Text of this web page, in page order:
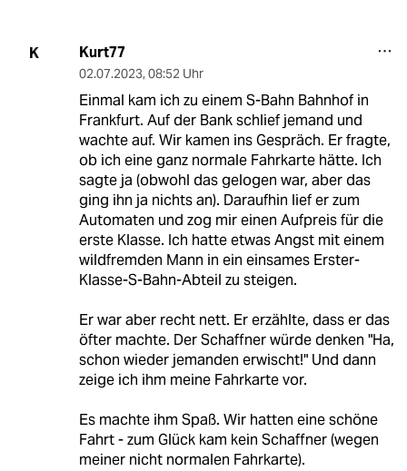
K Kurt77
02.07.2023, 08:52 Uhr
Einmal kam ich zu einem S-Bahn Bahnhof in
Frankfurt. Auf der Bank schlief jemand und
wachte auf. Wir kamen ins Gespräch. Er fragte,
ob ich eine ganz normale Fahrkarte hätte. Ich
sagte ja (obwohl das gelogen war, aber das
ging ihn ja nichts an). Daraufhin lief er zum
Automaten und zog mir einen Aufpreis für die
erste Klasse. Ich hatte etwas Angst mit einem
wildfremden Mann in ein einsames Erster-
Klasse-S-Bahn-Abteil zu steigen.
Er war aber recht nett. Er erzählte, dass er das
öfter machte. Der Schaffner würde denken "Ha,
schon wieder jemanden erwischt!" Und dann
zeige ich ihm meine Fahrkarte vor.
Es machte ihm Spaß. Wir hatten eine schöne
Fahrt - zum Glück kam kein Schaffner (wegen
meiner nicht normalen Fahrkarte).